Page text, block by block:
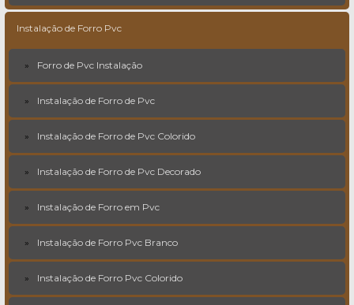
Instalação de Forro Pvc
Forro de Pvc Instalação
Instalação de Forro de Pvc
Instalação de Forro de Pvc Colorido
Instalação de Forro de Pvc Decorado
Instalação de Forro em Pvc
Instalação de Forro Pvc Branco
Instalação de Forro Pvc Colorido